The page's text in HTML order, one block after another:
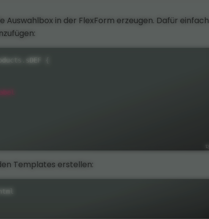
Auswahlbox in der FlexForm erzeugen. Dafür einfach
sDEF
Templates erstellen: